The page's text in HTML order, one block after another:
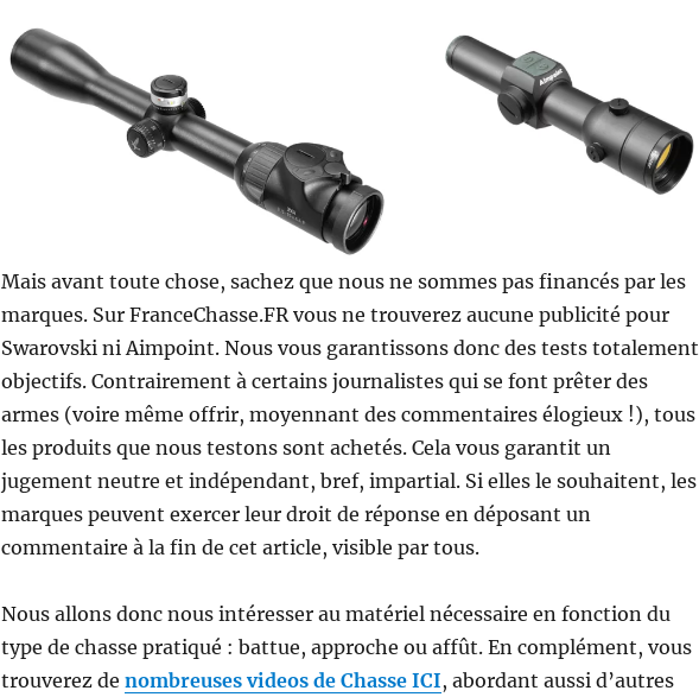
Mais avant toute chose, sachez que nous ne sommes pas financés par les
marques. Sur FranceChasse.FR vous ne trouverez aucune publicité pour
Swarovski ni Aimpoint. Nous vous garantissons donc des tests totalement
objectifs. Contrairement à certains journalistes qui se font prêter des
armes (voire même offrir, moyennant des commentaires élogieux !), tous
les produits que nous testons sont achetés. Cela vous garantit un
jugement neutre et indépendant, bref, impartial. Si elles le souhaitent, les
marques peuvent exercer leur droit de réponse en déposant un
commentaire à la fin de cet article, visible par tous.
Nous allons donc nous intéresser au matériel nécessaire en fonction du
type de chasse pratiqué : battue, approche ou affût. En complément, vous
trouverez de nombreuses videos de Chasse ICI, abordant aussi d’autres